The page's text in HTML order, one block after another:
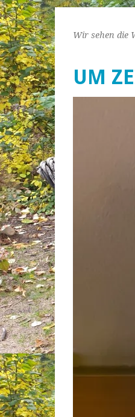
UM
Wir sehen die